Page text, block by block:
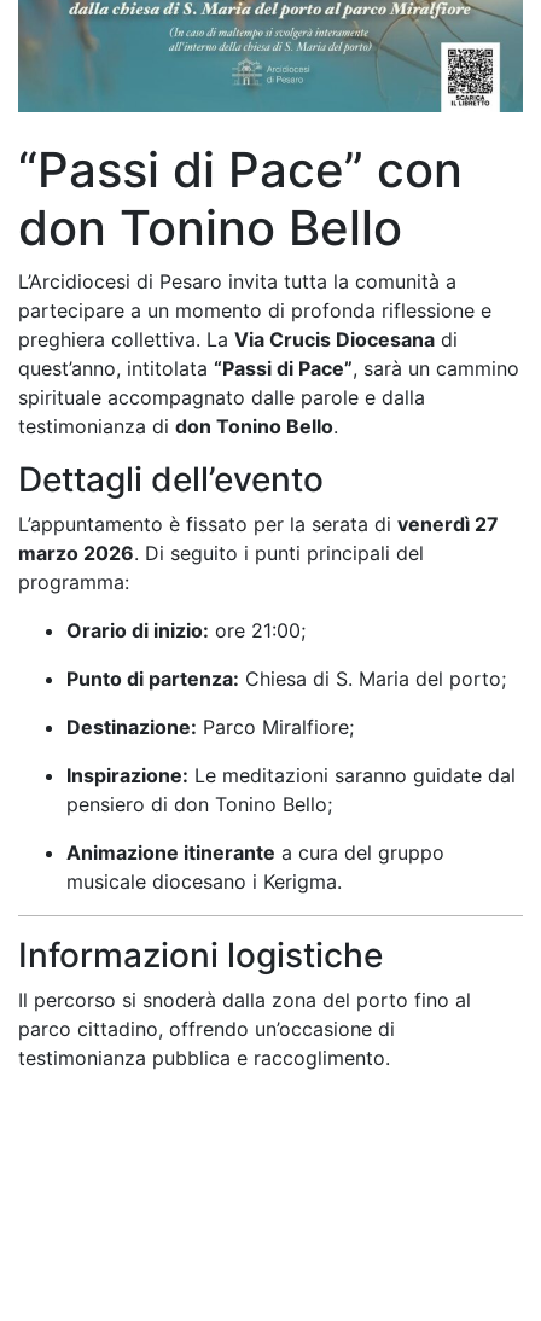
“Passi di Pace” con
don Tonino Bello
L’Arcidiocesi di Pesaro invita tutta la comunità a
partecipare a un momento di profonda riflessione e
preghiera collettiva. La Via Crucis Diocesana di
quest’anno, intitolata “Passi di Pace”, sarà un cammino
spirituale accompagnato dalle parole e dalla
testimonianza di don Tonino Bello.
Dettagli dell’evento
L’appuntamento è fissato per la serata di venerdì 27
marzo 2026. Di seguito i punti principali del
programma:
Orario di inizio: ore 21:00;
Punto di partenza: Chiesa di S. Maria del porto;
Destinazione: Parco Miralfiore;
Inspirazione: Le meditazioni saranno guidate dal
pensiero di don Tonino Bello;
Animazione itinerante a cura del gruppo
musicale diocesano i Kerigma.
Informazioni logistiche
Il percorso si snoderà dalla zona del porto fino al
parco cittadino, offrendo un’occasione di
testimonianza pubblica e raccoglimento.